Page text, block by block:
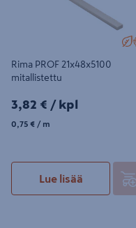
Rima PROF 21x48x5100
mitallistettu
3,82€/kpl
3,82 € / kpl
0,75€/m
0,75 € / m
Lue lisää